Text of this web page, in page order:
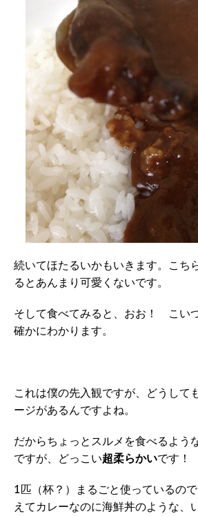
続いてほたるいかもいきます。こち
るとあんまり可愛くないです。
そして食べてみると、おお！ こい
確かにわかります。
これは僕の先入観ですが、どうして
ージがあるんですよね。
だからちょっとスルメを食べるよう
ですが、どっこい超柔らかいです！
1匹（杯？）まるごと使っているの
えてカレーなのに海鮮丼のような、